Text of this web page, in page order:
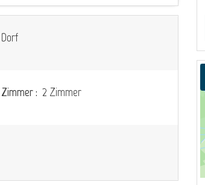
Dorf
Zimmer : 2 Zimmer